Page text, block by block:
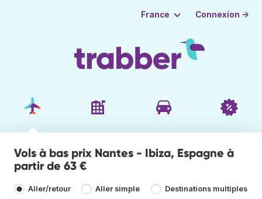
France Connexion →
Vols à bas prix Nantes - Ibiza, Espagne à
partir de 63 €
Aller/retour Aller simple Destinations multiples